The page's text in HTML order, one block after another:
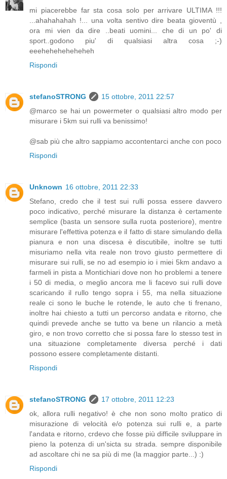
mi piacerebbe far sta cosa solo per arrivare ULTIMA !!!
...ahahahahah !... una volta sentivo dire beata gioventù ,
ora mi vien da dire ..beati uomini... che di un po' di
sport..godono piu' di qualsiasi altra cosa ;-)
eeeheheheheheheh
Rispondi
stefanoSTRONG
15 ottobre, 2011 22:57
@marco se hai un powermeter o qualsiasi altro modo per
misurare i 5km sui rulli va benissimo!
@sab più che altro sappiamo accontentarci anche con poco
Rispondi
Unknown 16 ottobre, 2011 22:33
Stefano, credo che il test sui rulli possa essere davvero
poco indicativo, perché misurare la distanza è certamente
semplice (basta un sensore sulla ruota posteriore), mentre
misurare l'effettiva potenza e il fatto di stare simulando della
pianura e non una discesa è discutibile, inoltre se tutti
misuriamo nella vita reale non trovo giusto permettere di
misurare sui rulli, se no ad esempio io i miei 5km andavo a
farmeli in pista a Montichiari dove non ho problemi a tenere
i 50 di media, o meglio ancora me li facevo sui rulli dove
scaricando il rullo tengo sopra i 55, ma nella situazione
reale ci sono le buche le rotende, le auto che ti frenano,
inoltre hai chiesto a tutti un percorso andata e ritorno, che
quindi prevede anche se tutto va bene un rilancio a metà
giro, e non trovo corretto che si possa fare lo stesso test in
una situazione completamente diversa perché i dati
possono essere completamente distanti.
Rispondi
stefanoSTRONG
17 ottobre, 2011 12:23
ok, allora rulli negativo! è che non sono molto pratico di
misurazione di velocità e/o potenza sui rulli e, a parte
l'andata e ritorno, crdevo che fosse più difficile sviluppare in
pieno la potenza di un'sicta su strada. sempre disponibile
ad ascoltare chi ne sa più di me (la maggior parte...) :)
Rispondi